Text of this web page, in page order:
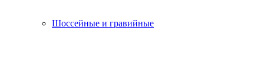
Шоссейные и гравийные